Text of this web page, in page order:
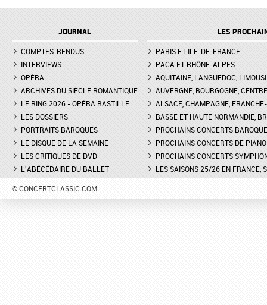
JOURNAL
COMPTES-RENDUS
INTERVIEWS
OPÉRA
ARCHIVES DU SIÈCLE ROMANTIQUE
LE RING 2026 - OPÉRA BASTILLE
LES DOSSIERS
PORTRAITS BAROQUES
LE DISQUE DE LA SEMAINE
LES CRITIQUES DE DVD
L'ABÉCÉDAIRE DU BALLET
LES
PARIS ET ILE-DE-FRANCE
PACA ET RHÔNE-ALPES
AQUITAINE, LANGUEDOC,
AUVERGNE, BOURGOGNE, CENTRE
ALSACE, CHAMPAGNE,
BASSE ET HAUTE NORMANDIE,
PROCHAINS CONCERTS
PROCHAINS CONCERTS DE PIANO
PROCHAINS CONCERTS
LES SAISONS 25/26 EN FRANCE,
© CONCERTCLASSIC.COM